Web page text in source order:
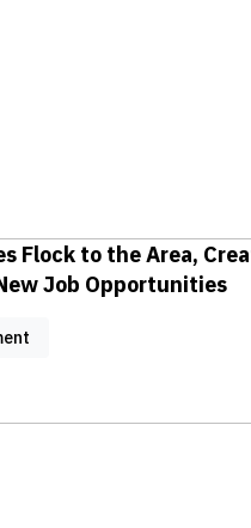
Flock to the Area,
Job Opportunities